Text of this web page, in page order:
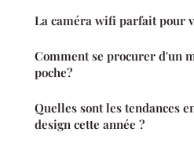
La caméra wifi parfait pour
Comment se procurer d'un
poche?
Quelles sont les tendances
design cette année ?